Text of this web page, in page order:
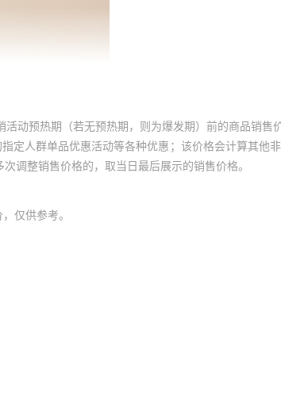
动预热期（若无预热期，则为爆发期）前的商品销售
定人群单品优惠活动等各种优惠；该价格会计算其他
调整销售价格的，取当日最后展示的销售价格。
仅供参考。